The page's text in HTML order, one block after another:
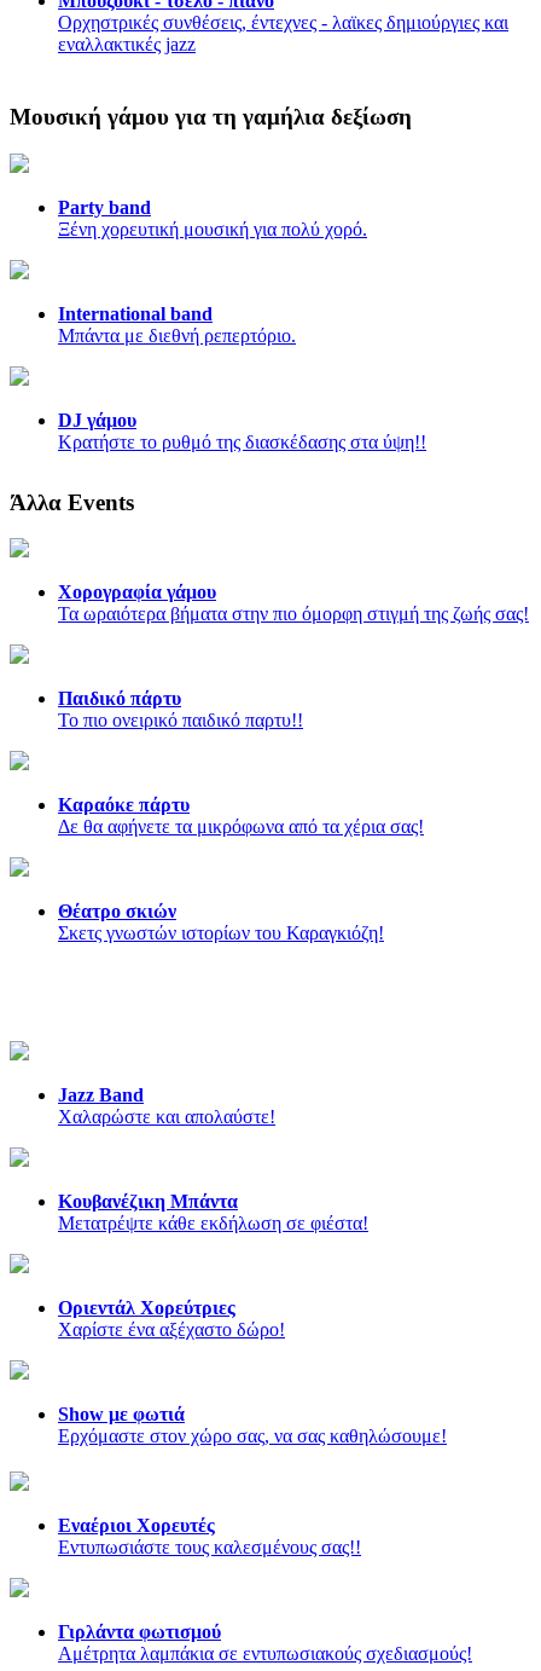
Ορχηστρικές συνθέσεις, έντεχνες - λαϊκες δημιούργιες και
εναλλακτικές jazz
Μουσική γάμου για τη γαμήλια δεξίωση
Party band
Ξένη χορευτική μουσική για πολύ χορό.
International band
Μπάντα με διεθνή ρεπερτόριο.
DJ γάμου
Κρατήστε το ρυθμό της διασκέδασης στα ύψη!!
Άλλα Events
Χορογραφία γάμου
Τα ωραιότερα βήματα στην πιο όμορφη στιγμή της ζωής σας!
Παιδικό πάρτυ
Το πιο ονειρικό παιδικό παρτυ!!
Καραόκε πάρτυ
Δε θα αφήνετε τα μικρόφωνα από τα χέρια σας!
Θέατρο σκιών
Σκετς γνωστών ιστορίων του Καραγκιόζη!
Jazz Band
Χαλαρώστε και απολαύστε!
Κουβανέζικη Μπάντα
Mετατρέψτε κάθε εκδήλωση σε φιέστα!
Οριεντάλ Χορεύτριες
Χαρίστε ένα αξέχαστο δώρο!
Show με φωτιά
Ερχόμαστε στον χώρο σας, να σας καθηλώσουμε!
Εναέριοι Χορευτές
Εντυπωσιάστε τους καλεσμένους σας!!
Γιρλάντα φωτισμού
Αμέτρητα λαμπάκια σε εντυπωσιακούς σχεδιασμούς!